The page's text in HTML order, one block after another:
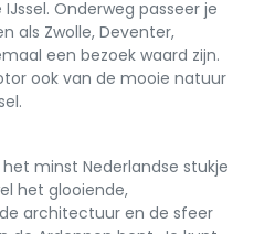
Onderweg passeer je
als Zwolle, Deventer,
een bezoek waard zijn.
ook van de mooie natuur
minst Nederlandse stukje
het glooiende,
architectuur en de sfeer